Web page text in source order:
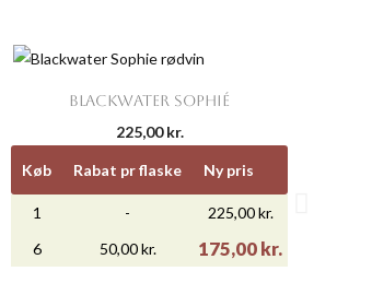
 Vis her
BLACKWATER SOPHIÉ
225,00 kr.
Køb Rabat pr flaske Ny pris
1 -
225,00 kr.
6
50,00 kr. 175,00 kr.